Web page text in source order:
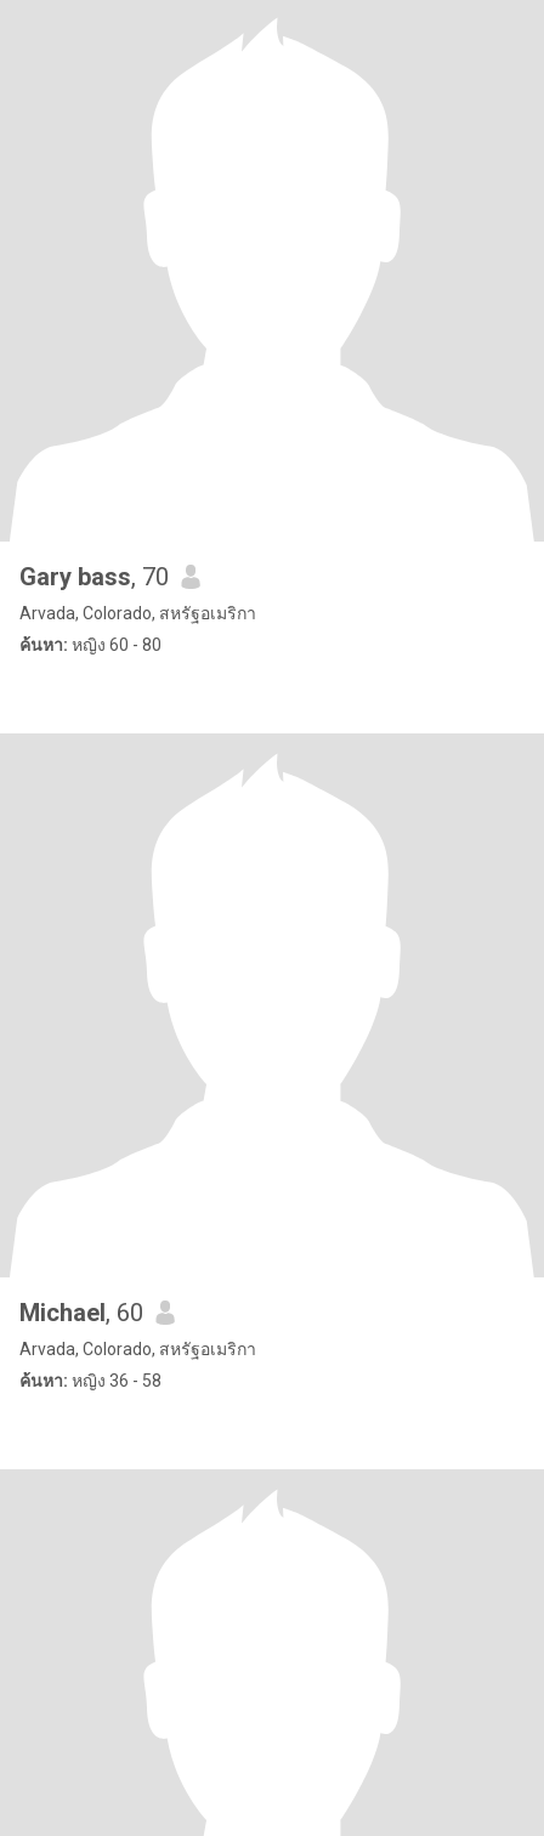
Gary bass, 70
Arvada, Colorado, สหรัฐอเมริกา
ค้นหา: หญิง 60 - 80
Michael, 60
Arvada, Colorado, สหรัฐอเมริกา
ค้นหา: หญิง 36 - 58